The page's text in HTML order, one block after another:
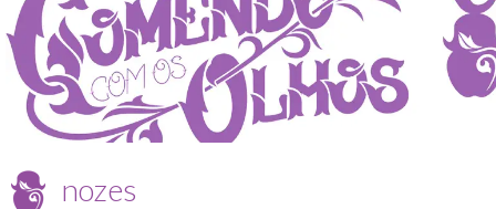
nozes